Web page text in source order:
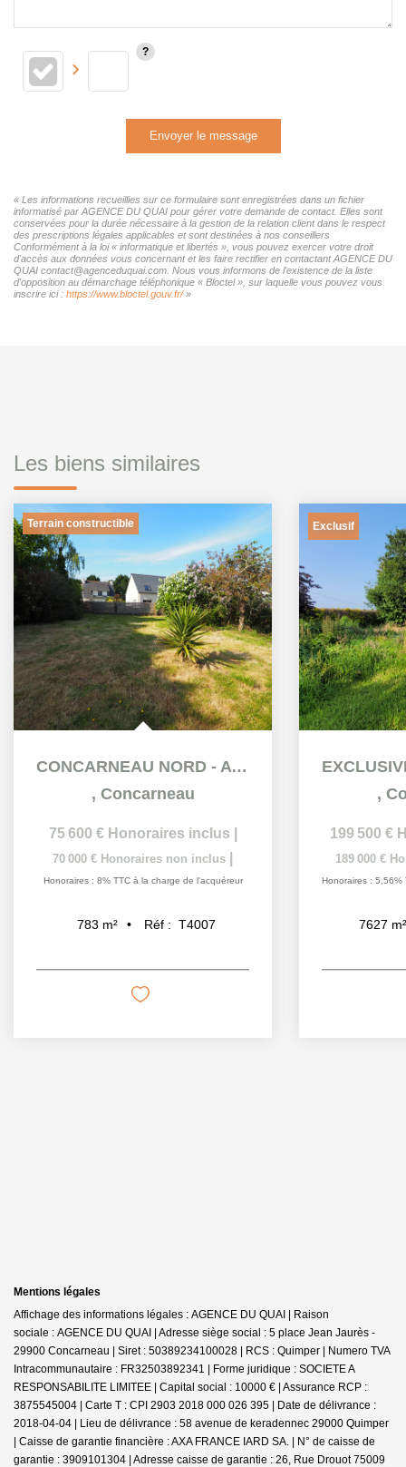
Envoyer le message
« Les informations recueillies sur ce formulaire sont enregistrées dans un fichier
informatisé par AGENCE DU QUAI pour gérer votre demande de contact. Elles sont
conservées pour la durée nécessaire à la gestion de la relation client dans le respect
des prescriptions légales applicables et sont destinées à nos conseillers
Conformément à la loi « informatique et libertés », vous pouvez exercer votre droit
d'accès aux données vous concernant et les faire rectifier en contactant AGENCE DU
QUAI contact@agenceduquai.com. Nous vous informons de l'existence de la liste
d'opposition au démarchage téléphonique « Bloctel », sur laquelle vous pouvez vous
inscrire ici : https://www.bloctel.gouv.fr/»
Les biens similaires
Terrain constructible
CONCARNEAU NORD - A vendre Terrain Constructible de 800 m²...
, Concarneau
75 600 € Honoraires inclus
70 000 € Honoraires non inclus
Honoraires : 8% TTC à la charge de l'acquéreur
783 m² Réf : T4007
Exclusif
,
199 500 €
189 000 €
Honoraires : 5,56%
7627 m²
Mentions légales
Affichage des informations légales : AGENCE DU QUAI | Raison
sociale : AGENCE DU QUAI | Adresse siège social : 5 place Jean Jaurès -
29900 Concarneau | Siret : 50389234100028 | RCS : Quimper | Numero TVA
Intracommunautaire : FR32503892341 | Forme juridique : SOCIETE A
RESPONSABILITE LIMITEE | Capital social : 10000 € | Assurance RCP :
3875545004 | Carte T : CPI 2903 2018 000 026 395 | Date de délivrance :
2018-04-04 | Lieu de délivrance : 58 avenue de keradennec 29000 Quimper
| Caisse de garantie financière : AXA FRANCE IARD SA. | N° de caisse de
garantie : 3909101304 | Adresse caisse de garantie : 26, Rue Drouot 75009